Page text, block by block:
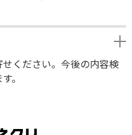
ください。今後の内容検
。